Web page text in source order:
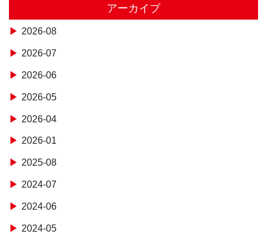
アーカイブ
2026-08
2026-07
2026-06
2026-05
2026-04
2026-01
2025-08
2024-07
2024-06
2024-05